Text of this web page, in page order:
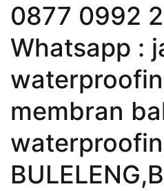
0877 0992
Whatsapp :
membran